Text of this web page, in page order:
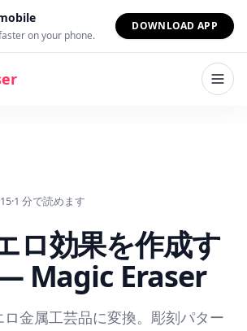
on your phone.
DOWNLOAD APP
·1 分で読めます
ロ効果を作成す
Magic Eraser
金属工芸品に変換。彫刻パター